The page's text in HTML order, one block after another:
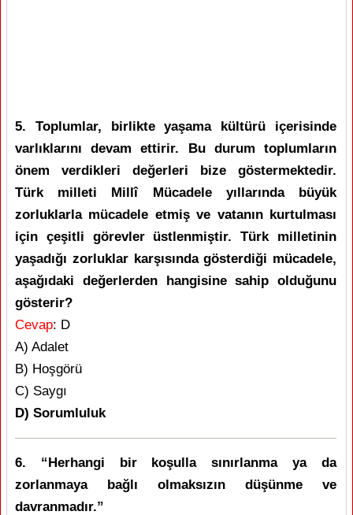
5. Toplumlar, birlikte yaşama kültürü içerisinde
varlıklarını devam ettirir. Bu durum toplumların
önem verdikleri değerleri bize göstermektedir.
Türk milleti Millî Mücadele yıllarında büyük
zorluklarla mücadele etmiş ve vatanın kurtulması
için çeşitli görevler üstlenmiştir. Türk milletinin
yaşadığı zorluklar karşısında gösterdiği mücadele,
aşağıdaki değerlerden hangisine sahip olduğunu
gösterir?
Cevap: D
A) Adalet
B) Hoşgörü
C) Saygı
D) Sorumluluk
6. “Herhangi bir koşulla sınırlanma ya da
zorlanmaya bağlı olmaksızın düşünme ve
davranmadır.”